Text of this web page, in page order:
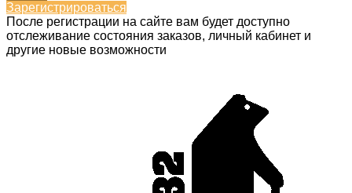
Зарегистрироваться
После регистрации на сайте вам будет доступно
отслеживание состояния заказов, личный кабинет и
другие новые возможности